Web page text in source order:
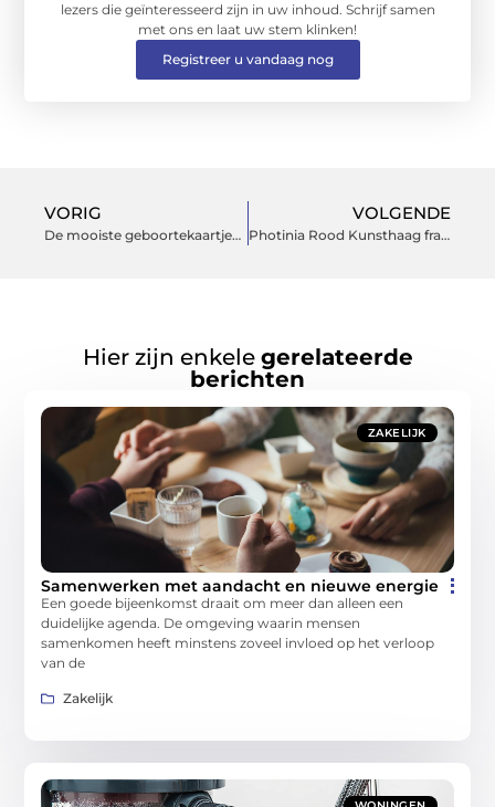
lezers die geïnteresseerd zijn in uw inhoud. Schrijf samen
met ons en laat uw stem klinken!
Registreer u vandaag nog
VORIG
De mooiste geboortekaartjes maak je zelf
VOLGENDE
Photinia Rood Kunsthaag fraaie wanddecoratie
Hier zijn enkele gerelateerde
berichten
ZAKELIJK
Samenwerken met aandacht en nieuwe energie
Een goede bijeenkomst draait om meer dan alleen een
duidelijke agenda. De omgeving waarin mensen
samenkomen heeft minstens zoveel invloed op het verloop
van de
Zakelijk